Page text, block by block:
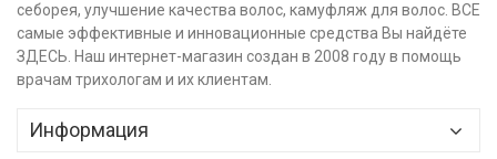
себорея, улучшение качества волос, камуфляж для волос. ВСЕ
самые эффективные и инновационные средства Вы найдёте
ЗДЕСЬ. Наш интернет-магазин создан в 2008 году в помощь
врачам трихологам и их клиентам.
Информация